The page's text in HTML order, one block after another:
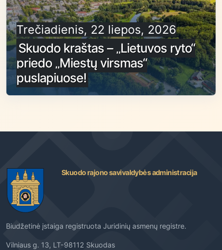
Trečiadienis, 22 liepos, 2026
Skuodo kraštas – „Lietuvos ryto“
priedo „Miestų virsmas“
puslapiuose!
Skuodo rajono savivaldybės administracija
Biudžetinė įstaiga registruota Juridinių asmenų registre.
Vilniaus g. 13, LT-98112 Skuodas